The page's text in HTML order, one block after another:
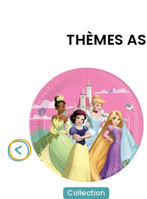
THÈMES
Collection